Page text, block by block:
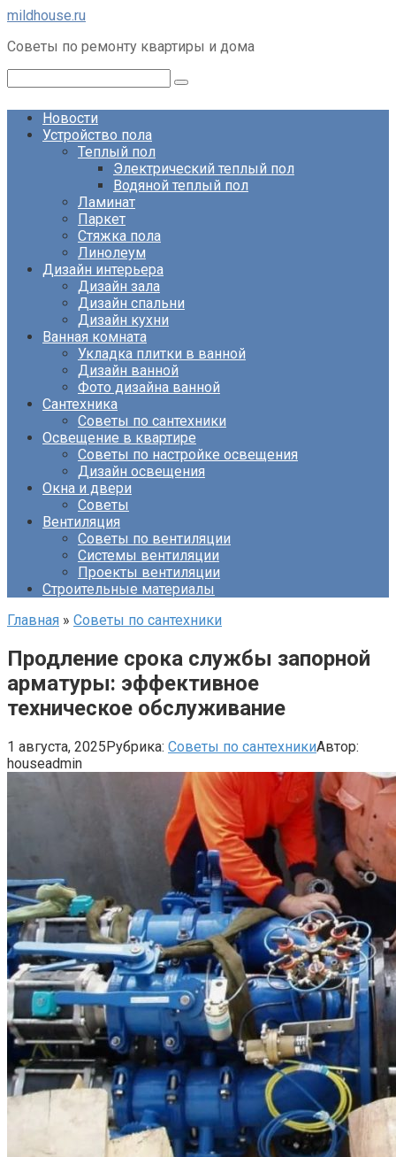
Перейти
контенту
mildhouse.ru
Советы по ремонту квартиры и дома
Новости
Устройство пола
Теплый пол
Электрический теплый пол
Водяной теплый пол
Ламинат
Паркет
Стяжка пола
Линолеум
Дизайн интерьера
Дизайн зала
Дизайн спальни
Дизайн кухни
Ванная комната
Укладка плитки в ванной
Дизайн ванной
Фото дизайна ванной
Сантехника
Советы по сантехники
Освещение в квартире
Советы по настройке освещения
Дизайн освещения
Окна и двери
Советы
Вентиляция
Советы по вентиляции
Системы вентиляции
Проекты вентиляции
Строительные материалы
Главная » Советы по сантехники
Продление срока службы запорной
арматуры: эффективное
техническое обслуживание
1 августа, 2025Рубрика: Советы по сантехникиАвтор:
houseadmin